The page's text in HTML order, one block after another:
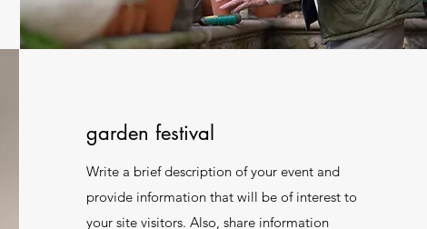
garden festival
Write a brief description of your event and
provide information that will be of interest to
your site visitors. Also, share information